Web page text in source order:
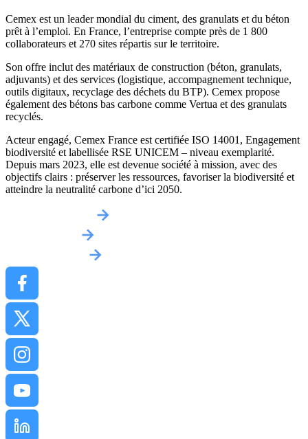
Cemex est un leader mondial du ciment, des granulats et du béton
prêt à l’emploi. En France, l’entreprise compte près de 1 800
collaborateurs et 270 sites répartis sur le territoire.
Son offre inclut des matériaux de construction (béton, granulats,
adjuvants) et des services (logistique, accompagnement technique,
outils digitaux, recyclage des déchets du BTP). Cemex propose
également des bétons bas carbone comme Vertua et des granulats
recyclés.
Acteur engagé, Cemex France est certifiée ISO 14001, Engagement
biodiversité et labellisée RSE UNICEM – niveau exemplarité.
Depuis mars 2023, elle est devenue société à mission, avec des
objectifs clairs : préserver les ressources, favoriser la biodiversité et
atteindre la neutralité carbone d’ici 2050.